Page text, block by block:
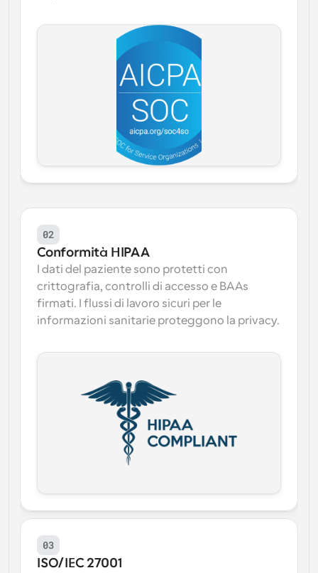
02
Conformità HIPAA
I dati del paziente sono protetti con
crittografia, controlli di accesso e BAAs
firmati. I flussi di lavoro sicuri per le
informazioni sanitarie proteggono la privacy.
03
ISO/IEC 27001